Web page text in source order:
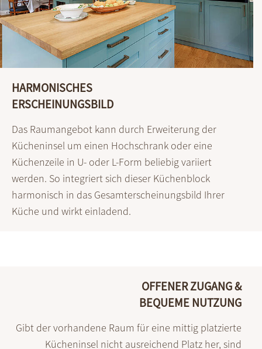
HARMONISCHES
ERSCHEINUNGSBILD
Das Raumangebot kann durch Erweiterung der
Kücheninsel um einen Hochschrank oder eine
Küchenzeile in U- oder L-Form beliebig variiert
werden. So integriert sich dieser Küchenblock
harmonisch in das Gesamterscheinungsbild Ihrer
Küche und wirkt einladend.
OFFENER ZUGANG &
BEQUEME NUTZUNG
Gibt der vorhandene Raum für eine mittig platzierte
Küchen­insel nicht aus­reichend Platz her, sind